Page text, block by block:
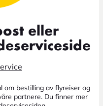
eller
om bestilling av flyreiser og
partnere. Du finner mer